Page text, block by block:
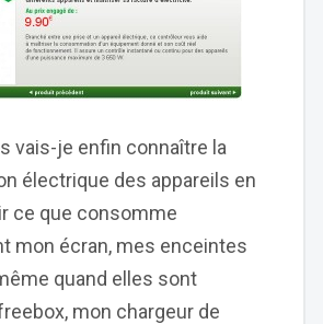
vais-je enfin connaître la
électrique des appareils en
ce que consomme
mon écran, mes enceintes
quand elles sont
mon chargeur de